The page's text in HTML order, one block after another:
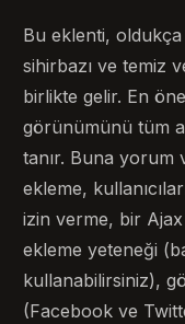
Bu eklenti,
sihirbazı ve temiz
birlikte gelir. En
görünümünü tüm
tanır. Buna yorum
ekleme,
izin verme, bir
ekleme yeteneği
kullanabilirsiniz),
(Facebook ve